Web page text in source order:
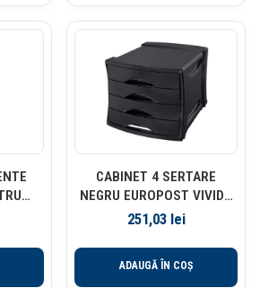
CABINET 4 SERTARE
NEGRU EUROPOST VIVIDA
ESSELTE
251,03 lei
ADAUGĂ ÎN COȘ